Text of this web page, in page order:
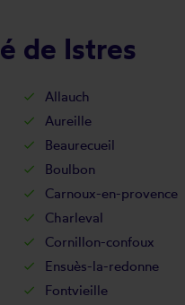
de Istres
Allauch
Aureille
Beaurecueil
Boulbon
Carnoux-en-provence
Charleval
Cornillon-confoux
Ensuès-la-redonne
Fontvieille